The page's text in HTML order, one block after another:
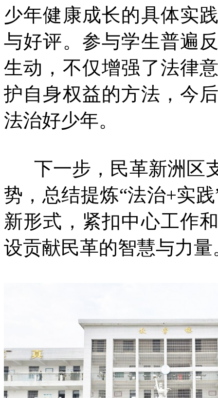
少年健康成长的具体实
与好评。参与学生普遍
生动，不仅增强了法律
护自身权益的方法，今
法治好少年。
下一步，民革新洲区
势，总结提炼“法治+实
新形式，紧扣中心工作
设贡献民革的智慧与力